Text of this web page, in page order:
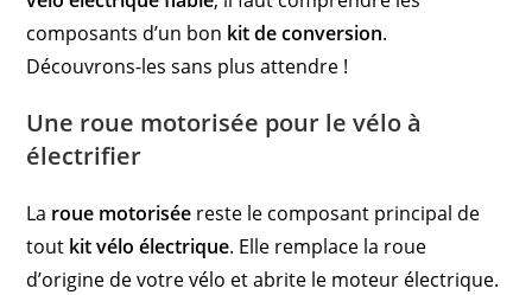
composants d’un bon kit de conversion.
Découvrons-les sans plus attendre !
Une roue motorisée pour le vélo à
électrifier
La roue motorisée reste le composant principal de
tout kit vélo électrique. Elle remplace la roue
d’origine de votre vélo et abrite le moteur électrique.